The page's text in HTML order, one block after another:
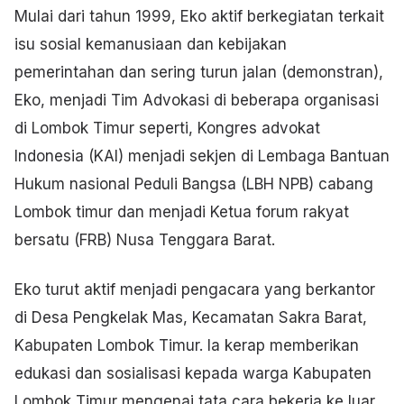
Mulai dari tahun 1999, Eko aktif berkegiatan terkait
isu sosial kemanusiaan dan kebijakan
pemerintahan dan sering turun jalan (demonstran),
Eko, menjadi Tim Advokasi di beberapa organisasi
di Lombok Timur seperti, Kongres advokat
Indonesia (KAI) menjadi sekjen di Lembaga Bantuan
Hukum nasional Peduli Bangsa (LBH NPB) cabang
Lombok timur dan menjadi Ketua forum rakyat
bersatu (FRB) Nusa Tenggara Barat.
Eko turut aktif menjadi pengacara yang berkantor
di Desa Pengkelak Mas, Kecamatan Sakra Barat,
Kabupaten Lombok Timur. Ia kerap memberikan
edukasi dan sosialisasi kepada warga Kabupaten